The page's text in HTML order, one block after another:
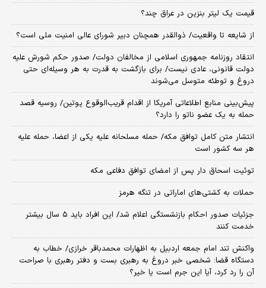
قیمت یک لیتر بنزین در عراق چند؟
از شایعه تا واقعیت/ ذوالقدر همچنان دبیر شورای ‌عالی امنیت ملی است؟
انتقاد روزنامه جمهوری اسلامی از مخالفان دولت/ صدور حکم شورش علیه
دولت قانونی، عادی نیست/ برای بازگشت به قدرت به هر وسیله‌ای حتی
دروغ و توطئه متوسل می‌شوند
پیش‌بینی منابع اطلاعاتی آمریکا از اقدام قریب‌الوقوع پوتین/ روسیه قصد
حمله به یک عضو ناتو را دارد؟
انتشار متن کامل توافق مکه/ حمله مسلحانه علیه یکی از اعضا، حمله علیه
هر سه کشور است
توئیت اسحاق دار پس از امضای توافق دفاعی مکه
حملات به کشتی‌های اماراتی در تنگه هرمز
جزئیات صدور احکام بازنشستگی اعلام شد/ این افراد باید ۵ سال بیشتر
خدمت کنند
واکنش تند امام جمعه اردبیل به اظهارات محمدباقر خرازی/ خطاب به
دستگاه قضا: شخصی خبر دروغ به رهبری بست و دفتر رهبری با صراحت
آن را رد کرد، آیا این جرم است یا خیر؟